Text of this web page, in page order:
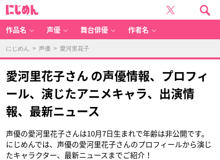
作品名 声優 舞台俳優 作者名
にじめん > 声優 > 愛河里花子
愛河里花子さん の声優情報、プロフィ
ール、演じたアニメキャラ、出演情
報、最新ニュース
声優の愛河里花子さんは10月7日生まれで年齢は非公開です。
にじめんでは、声優の愛河里花子さんのプロフィールから演じ
たキャラクター、最新ニュースまでご紹介！